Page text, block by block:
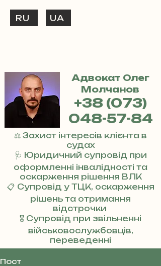
UA
RU
Адвокат Олег
Молчанов
+38 (073)
048-57-84
⚖️ Захист інтересів клієнта в
судах
🩺 Юридичний супровід при
оформленні інвалідності та
оскарження рішення ВЛК
📋 Супровід у ТЦК, оскарження
рішень та отримання
відстрочки
🎖 Супровід при звільненні
військовослужбовців,
переведенні
Реклама
Пост